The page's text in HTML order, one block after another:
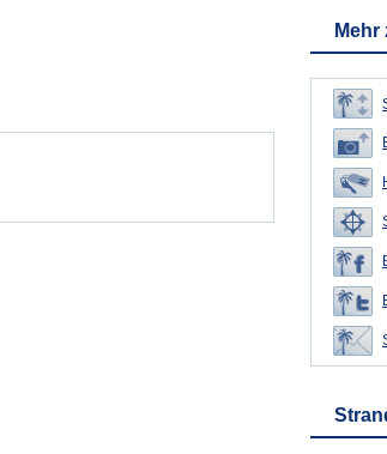
Mehr